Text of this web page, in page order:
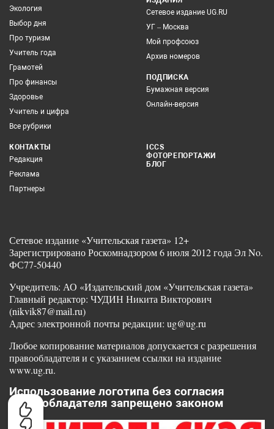
Экология
Выбор дня
Про туризм
Учитель года
Грамотей
Про финансы
Здоровье
Учитель и цифра
Все рубрики
Сетевое издание UG.RU
УГ – Москва
Мой профсоюз
Архив номеров
ПОДПИСКА
Бумажная версия
Онлайн-версия
КОНТАКТЫ
Редакция
Реклама
Партнеры
ICCS
ФОТОРЕПОРТАЖИ
БЛОГ
Сетевое издание «Учительская газета» 12+
Зарегистрировано Роскомнадзором 6 июля 2012 года Эл No.
ФС77-50440
Учредитель: АО «Издательский дом «Учительская газета»
Главный редактор: ЧУДИН Никита Викторович
(nikvik87@mail.ru)
Адрес электронной почты редакции: ug@ug.ru
Любое копирование материалов допускается с разрешения
правообладателя и с указанием ссылки на издание
www.ug.ru.
Использование логотипа без согласия
правообладателя запрещено законом